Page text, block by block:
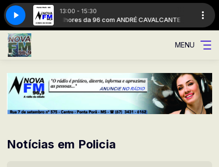
13:00 - 15:30
As Melhores da 96 com ANDRÉ CAVALCANTE As
MENU
Notícias em Policia